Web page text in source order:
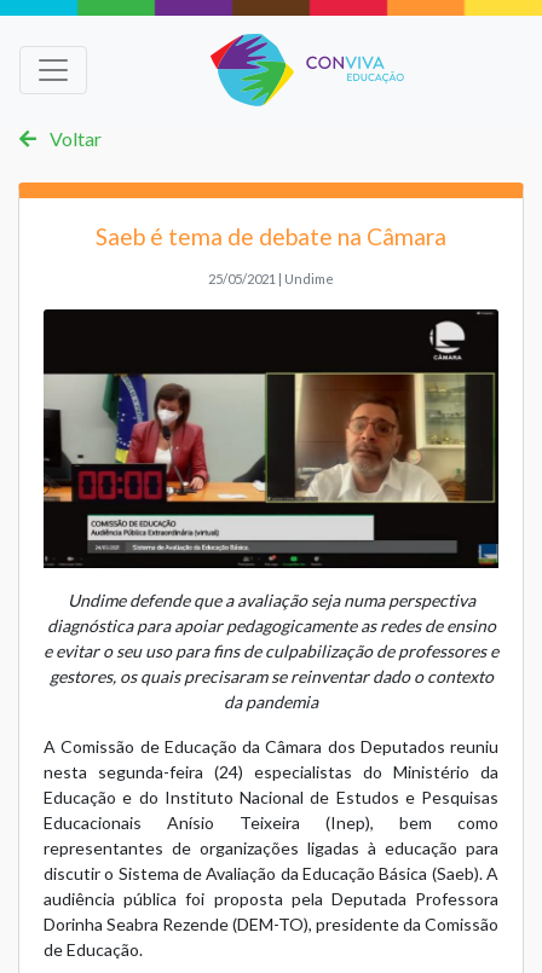
Voltar
Saeb é tema de debate na Câmara
25/05/2021 | Undime
Undime defende que a avaliação seja numa perspectiva
diagnóstica para apoiar pedagogicamente as redes de ensino
e evitar o seu uso para fins de culpabilização de professores e
gestores, os quais precisaram se reinventar dado o contexto
da pandemia
A Comissão de Educação da Câmara dos Deputados reuniu
nesta segunda-feira (24) especialistas do Ministério da
Educação e do Instituto Nacional de Estudos e Pesquisas
Educacionais Anísio Teixeira (Inep), bem como
representantes de organizações ligadas à educação para
discutir o Sistema de Avaliação da Educação Básica (Saeb). A
audiência pública foi proposta pela Deputada Professora
Dorinha Seabra Rezende (DEM-TO), presidente da Comissão
de Educação.